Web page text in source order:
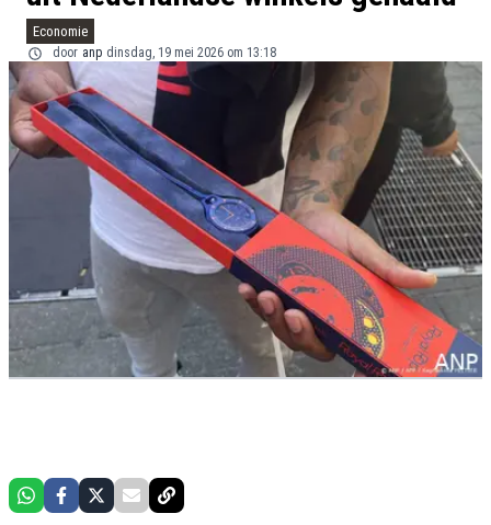
Economie
door anp dinsdag, 19 mei 2026 om 13:18